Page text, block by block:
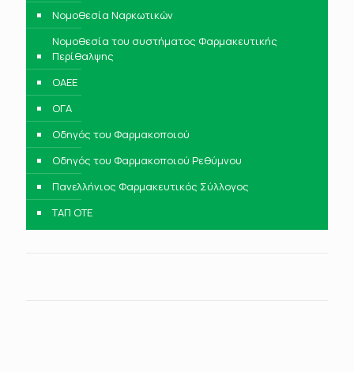
Νομοθεσία Ναρκωτικών
Νομοθεσία του συστήματος Φαρμακευτικής
Περίθαλψης
ΟΑΕΕ
ΟΓΑ
Οδηγός του Φαρμακοποιού
Οδηγός του Φαρμακοποιού Ρεθύμνου
Πανελλήνιος Φαρμακευτικός Σύλλογος
ΤΑΠ ΟΤΕ